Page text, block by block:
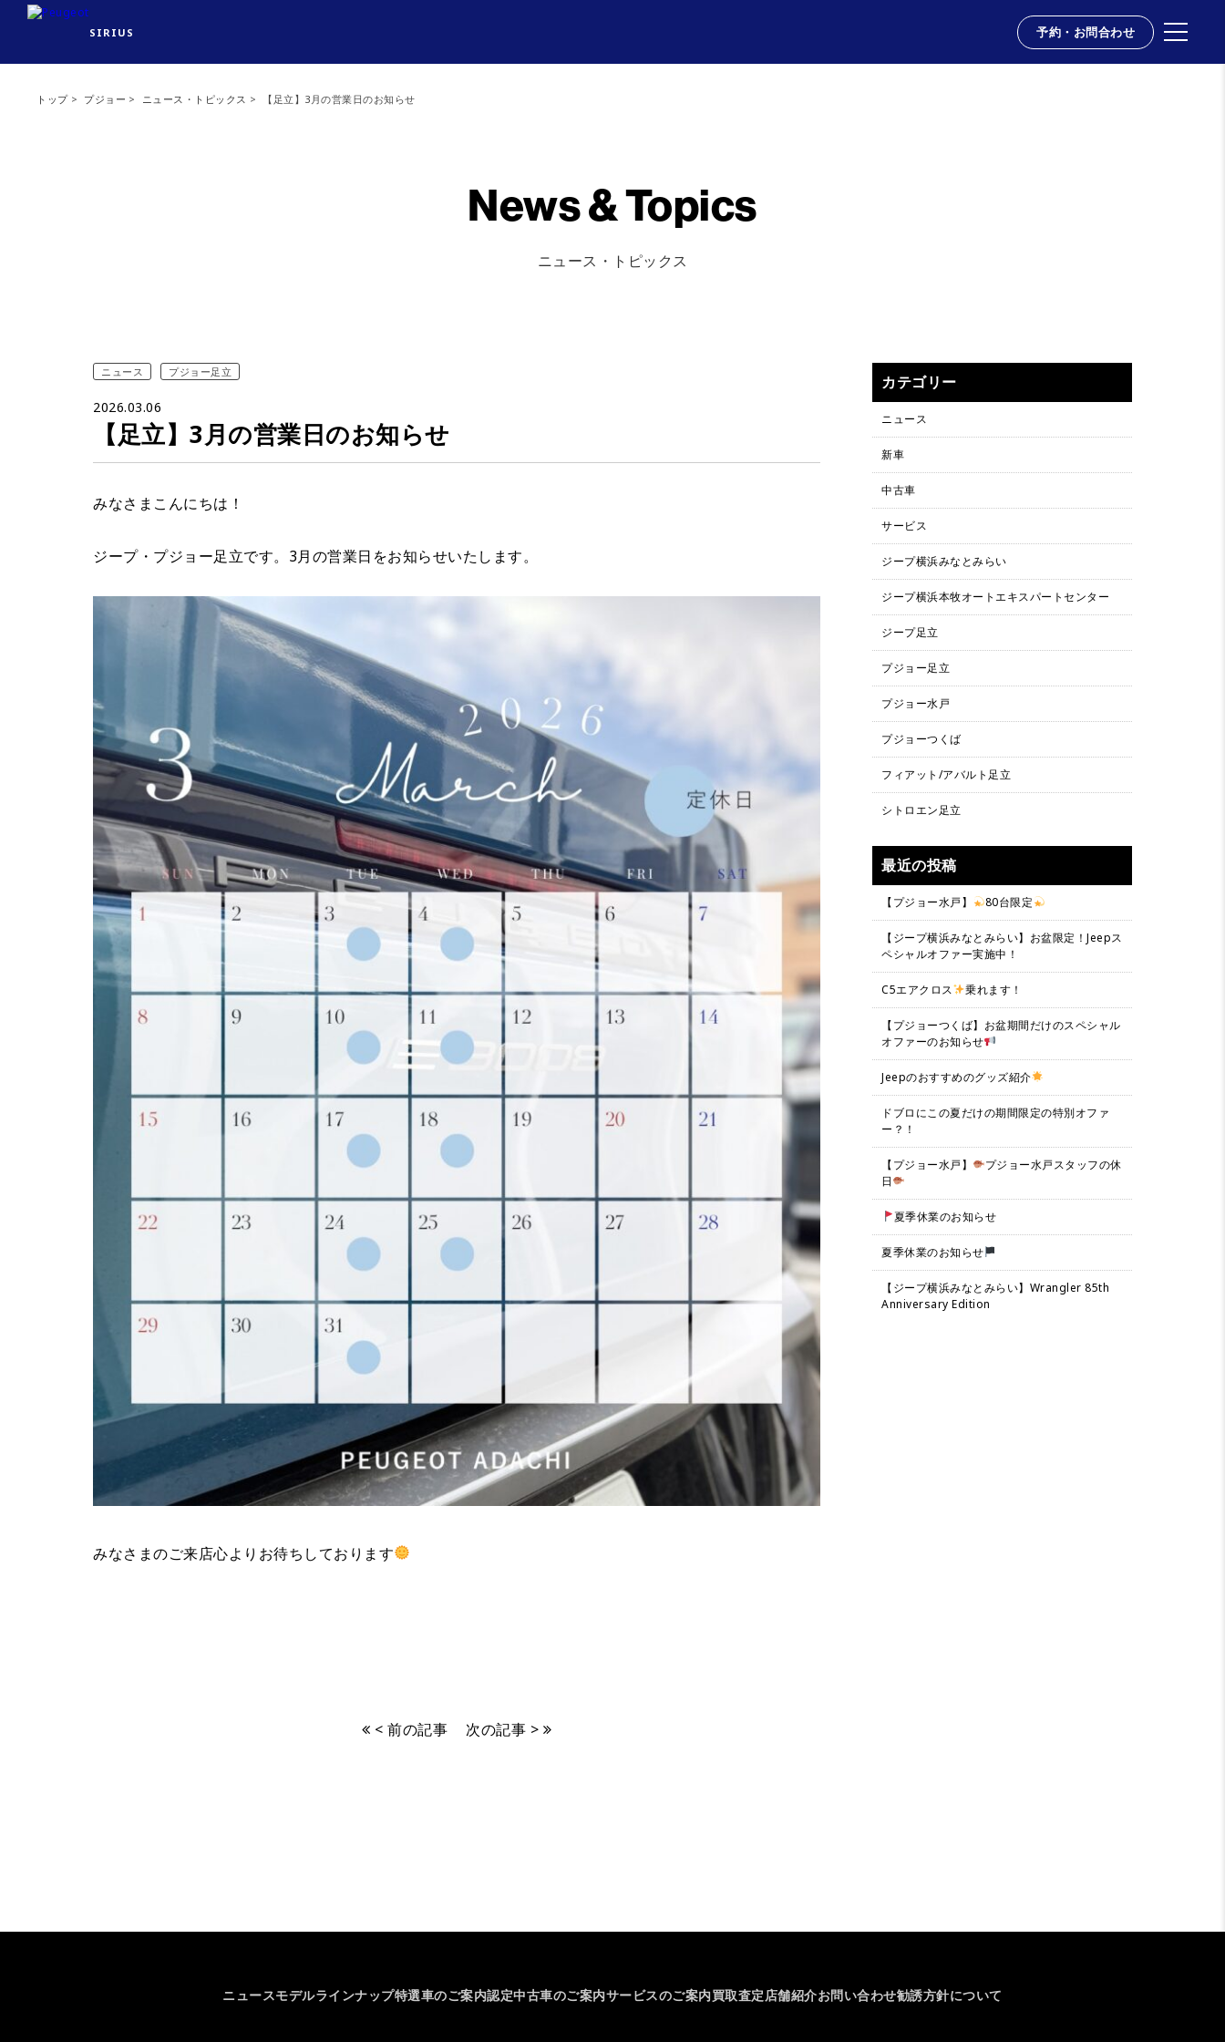
SIRIUS 予約・お問合わせ
トップ プジョー ニュース・トピックス 【足立】3月の営業日のお知らせ
News & Topics
ニュース・トピックス
ニュース プジョー足立
2026.03.06
【足立】3月の営業日のお知らせ
みなさまこんにちは！
ジープ・プジョー足立です。3月の営業日をお知らせいたします。
みなさまのご来店心よりお待ちしております
< 前の記事 次の記事 >
カテゴリー
ニュース
新車
中古車
サービス
ジープ横浜みなとみらい
ジープ横浜本牧オートエキスパートセンター
ジープ足立
プジョー足立
プジョー水戸
プジョーつくば
フィアット/アバルト足立
シトロエン足立
最近の投稿
【プジョー水戸】 80台限定
【ジープ横浜みなとみらい】お盆限定！Jeepス
ペシャルオファー実施中！
C5エアクロス 乗れます！
【プジョーつくば】お盆期間だけのスペシャル
オファーのお知らせ
Jeepのおすすめのグッズ紹介
ドブロにこの夏だけの期間限定の特別オファ
ー？！
【プジョー水戸】
プジョー水戸スタッフの休
日
夏季休業のお知らせ
夏季休業のお知らせ
【ジープ横浜みなとみらい】Wrangler 85th
Anniversary Edition
ニュースモデルラインナップ特選車のご案内認定中古車のご案内サービスのご案内買取査定 店舗紹介お問い合わせ勧誘方針について